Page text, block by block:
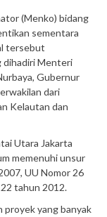
(Menko) bidang
sementara
tersebut
dihadiri Menteri
Gubernur
dari
Kelautan dan
Utara Jakarta
memenuhi unsur
UU Nomor 26
tahun 2012.
proyek yang banyak